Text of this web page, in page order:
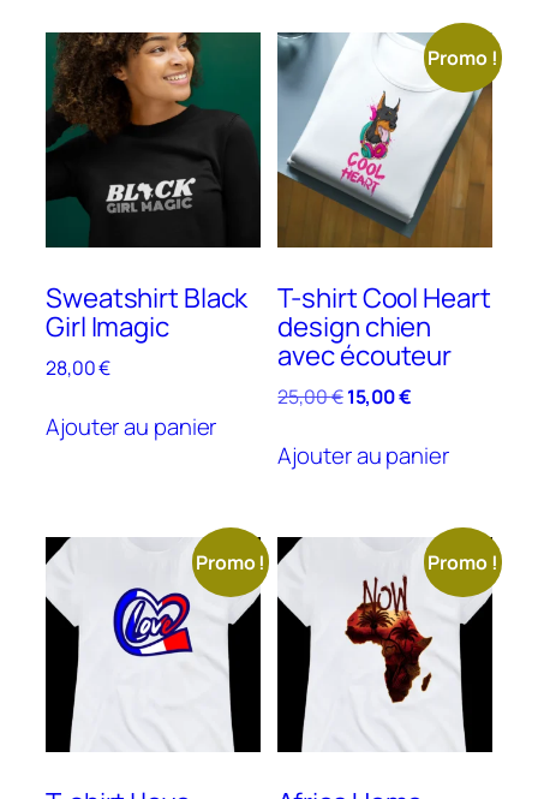
Les
options
être
la
page
du
Sweatshirt Black
Girl Imagic
28,00€
Ajouter au panier
Promo !
T-shirt Cool Heart
design chien
avec écouteur
25,00€Le
initial
était :
15,00€Le
actuel
est :
Ajouter au panier
Promo ! Promo !